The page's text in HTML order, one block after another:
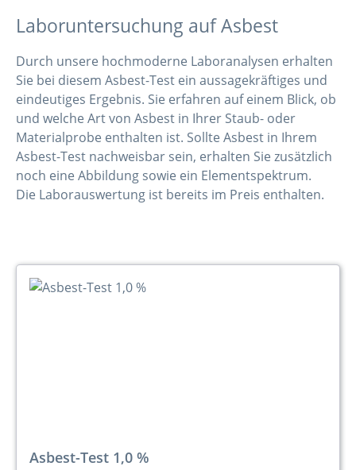
Laboruntersuchung auf Asbest
Durch unsere hochmoderne Laboranalysen erhalten
Sie bei diesem Asbest-Test ein aussagekräftiges und
eindeutiges Ergebnis. Sie erfahren auf einem Blick, ob
und welche Art von Asbest in Ihrer Staub- oder
Materialprobe enthalten ist. Sollte Asbest in Ihrem
Asbest-Test nachweisbar sein, erhalten Sie zusätzlich
noch eine Abbildung sowie ein Elementspektrum.
Die Laborauswertung ist bereits im Preis enthalten.
Asbest-Test 1,0 %